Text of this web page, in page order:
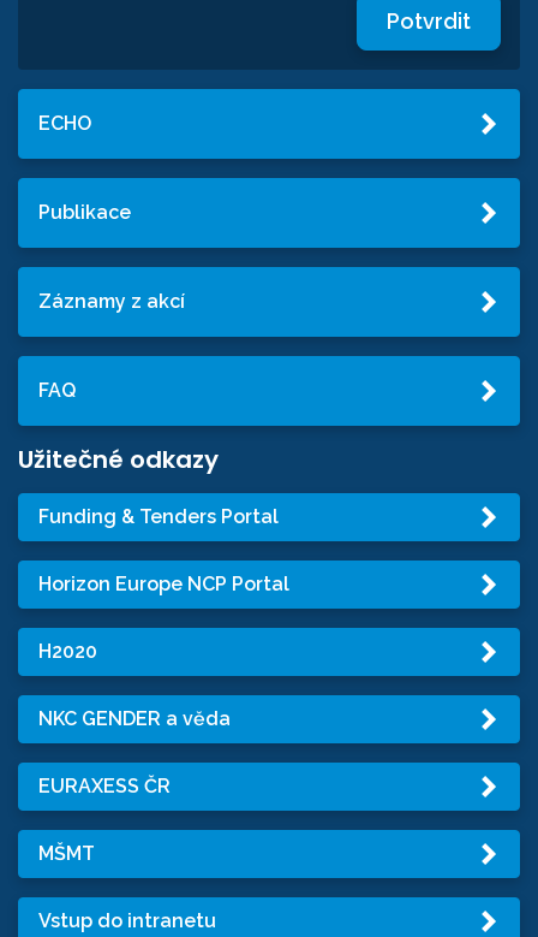
Potvrdit
ECHO
Publikace
Záznamy z akcí
FAQ
Užitečné odkazy
Funding & Tenders Portal
Horizon Europe NCP Portal
H2020
NKC GENDER a věda
EURAXESS ČR
MŠMT
Vstup do intranetu